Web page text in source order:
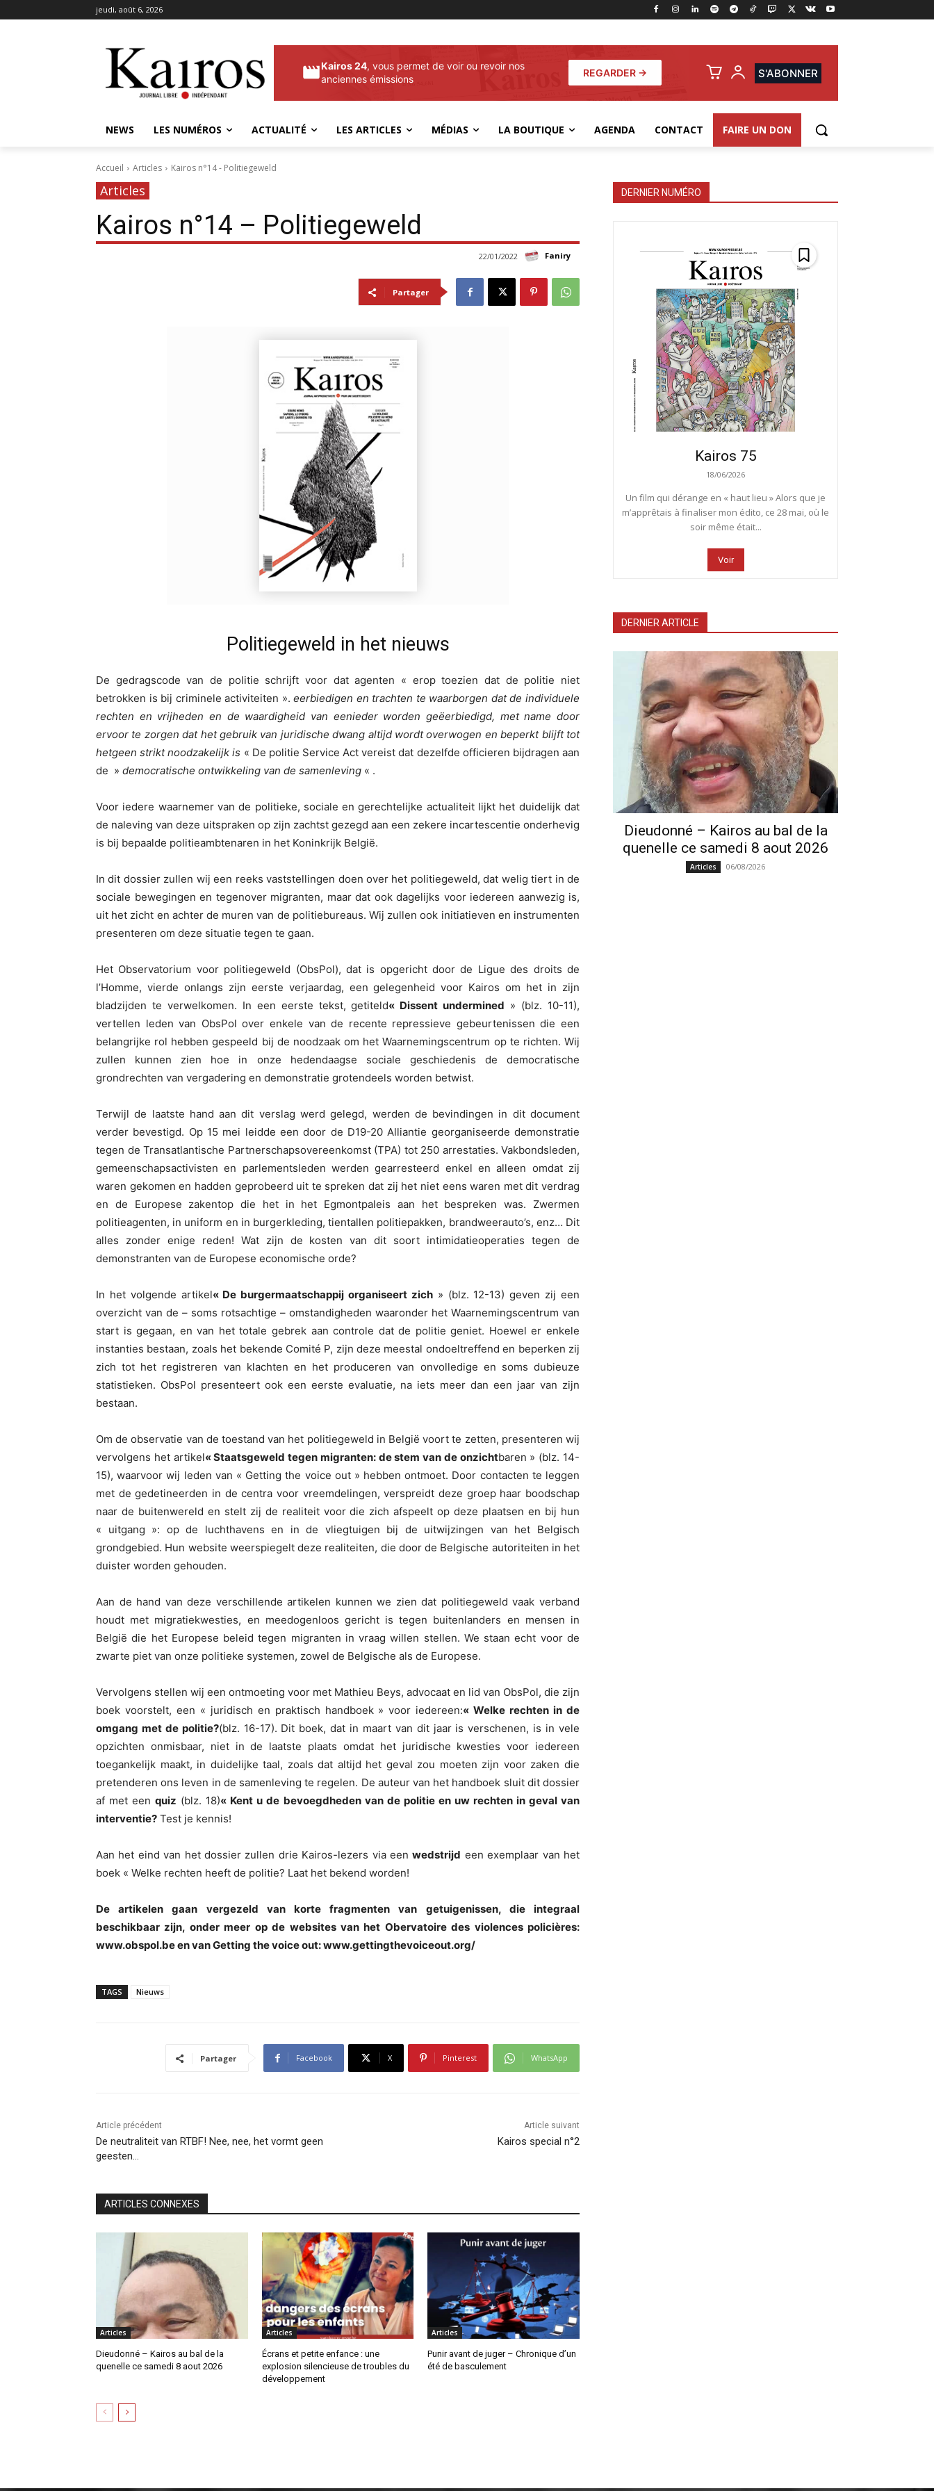
jeudi, août 6, 2026
Kairos 24, vous permet de voir ou revoir nos
anciennes émissions
REGARDER → S'ABONNER
NEWS LES NUMÉROS ACTUALITÉ LES ARTICLES MÉDIAS LA BOUTIQUE AGENDA CONTACT FAIRE UN DON
Accueil Articles Kairos n°14 - Politiegeweld
Articles
Kairos n°14 – Politiegeweld
Faniry
22/01/2022
Partager
Politiegeweld in het nieuws
De gedragscode van de politie schrijft voor dat agenten « erop toezien dat de politie niet
betrokken is bij criminele activiteiten ». eerbiedigen en trachten te waarborgen dat de individuele
rechten en vrijheden en de waardigheid van eenieder worden geëerbiedigd, met name door
ervoor te zorgen dat het gebruik van juridische dwang altijd wordt overwogen en beperkt blijft tot
hetgeen strikt noodzakelijk is « De politie Service Act vereist dat dezelfde officieren bijdragen aan
de » democratische ontwikkeling van de samenleving « .
Voor iedere waarnemer van de politieke, sociale en gerechtelijke actualiteit lijkt het duidelijk dat
de naleving van deze uitspraken op zijn zachtst gezegd aan een zekere incartescentie onderhevig
is bij bepaalde politieambtenaren in het Koninkrijk België.
In dit dossier zullen wij een reeks vaststellingen doen over het politiegeweld, dat welig tiert in de
sociale bewegingen en tegenover migranten, maar dat ook dagelijks voor iedereen aanwezig is,
uit het zicht en achter de muren van de politiebureaus. Wij zullen ook initiatieven en instrumenten
presenteren om deze situatie tegen te gaan.
Het Observatorium voor politiegeweld (ObsPol), dat is opgericht door de Ligue des droits de
l’Homme, vierde onlangs zijn eerste verjaardag, een gelegenheid voor Kairos om het in zijn
bladzijden te verwelkomen. In een eerste tekst, getiteld« Dissent undermined » (blz. 10-11),
vertellen leden van ObsPol over enkele van de recente repressieve gebeurtenissen die een
belangrijke rol hebben gespeeld bij de noodzaak om het Waarnemingscentrum op te richten. Wij
zullen kunnen zien hoe in onze hedendaagse sociale geschiedenis de democratische
grondrechten van vergadering en demonstratie grotendeels worden betwist.
Terwijl de laatste hand aan dit verslag werd gelegd, werden de bevindingen in dit document
verder bevestigd. Op 15 mei leidde een door de D19-20 Alliantie georganiseerde demonstratie
tegen de Transatlantische Partnerschapsovereenkomst (TPA) tot 250 arrestaties. Vakbondsleden,
gemeenschapsactivisten en parlementsleden werden gearresteerd enkel en alleen omdat zij
waren gekomen en hadden geprobeerd uit te spreken dat zij het niet eens waren met dit verdrag
en de Europese zakentop die het in het Egmontpaleis aan het bespreken was. Zwermen
politieagenten, in uniform en in burgerkleding, tientallen politiepakken, brandweerauto’s, enz… Dit
alles zonder enige reden! Wat zijn de kosten van dit soort intimidatieoperaties tegen de
demonstranten van de Europese economische orde?
In het volgende artikel« De burgermaatschappij organiseert zich» (blz. 12-13) geven zij een
overzicht van de – soms rotsachtige – omstandigheden waaronder het Waarnemingscentrum van
start is gegaan, en van het totale gebrek aan controle dat de politie geniet. Hoewel er enkele
instanties bestaan, zoals het bekende Comité P, zijn deze meestal ondoeltreffend en beperken zij
zich tot het registreren van klachten en het produceren van onvolledige en soms dubieuze
statistieken. ObsPol presenteert ook een eerste evaluatie, na iets meer dan een jaar van zijn
bestaan.
Om de observatie van de toestand van het politiegeweld in België voort te zetten, presenteren wij
vervolgens het artikel« Staatsgeweld tegen migranten: de stem van de onzichtbaren » (blz. 14-
15), waarvoor wij leden van « Getting the voice out » hebben ontmoet. Door contacten te leggen
met de gedetineerden in de centra voor vreemdelingen, verspreidt deze groep haar boodschap
naar de buitenwereld en stelt zij de realiteit voor die zich afspeelt op deze plaatsen en bij hun
« uitgang »: op de luchthavens en in de vliegtuigen bij de uitwijzingen van het Belgisch
grondgebied. Hun website weerspiegelt deze realiteiten, die door de Belgische autoriteiten in het
duister worden gehouden.
Aan de hand van deze verschillende artikelen kunnen we zien dat politiegeweld vaak verband
houdt met migratiekwesties, en meedogenloos gericht is tegen buitenlanders en mensen in
België die het Europese beleid tegen migranten in vraag willen stellen. We staan echt voor de
zwarte piet van onze politieke systemen, zowel de Belgische als de Europese.
Vervolgens stellen wij een ontmoeting voor met Mathieu Beys, advocaat en lid van ObsPol, die zijn
boek voorstelt, een « juridisch en praktisch handboek » voor iedereen:« Welke rechten in de
omgang met de politie?(blz. 16-17). Dit boek, dat in maart van dit jaar is verschenen, is in vele
opzichten onmisbaar, niet in de laatste plaats omdat het juridische kwesties voor iedereen
toegankelijk maakt, in duidelijke taal, zoals dat altijd het geval zou moeten zijn voor zaken die
pretenderen ons leven in de samenleving te regelen. De auteur van het handboek sluit dit dossier
af met eenquiz (blz. 18)« Kent u de bevoegdheden van de politie en uw rechten in geval van
interventie? Test je kennis!
Aan het eind van het dossier zullen drie Kairos-lezers via eenwedstrijd een exemplaar van het
boek « Welke rechten heeft de politie? Laat het bekend worden!
De artikelen gaan vergezeld van korte fragmenten van getuigenissen, die integraal
beschikbaar zijn, onder meer op de websites van het Obervatoire des violences policières:
www.obspol.be en van Getting the voice out: www.gettingthevoiceout.org/
TAGS Nieuws
Partager Facebook X Pinterest WhatsApp
Article précédent
De neutraliteit van RTBF! Nee, nee, het vormt geen
geesten…
Article suivant
Kairos special n°2
ARTICLES CONNEXES
Articles
Dieudonné – Kairos au bal de la
quenelle ce samedi 8 aout 2026
Articles
Écrans et petite enfance : une
explosion silencieuse de troubles du
développement
Articles
Punir avant de juger – Chronique d’un
été de basculement
DERNIER NUMÉRO
Kairos 75
18/06/2026
Un film qui dérange en « haut lieu » Alors que je
m’apprêtais à finaliser mon édito, ce 28 mai, où le
soir même était...
Voir
DERNIER ARTICLE
Dieudonné – Kairos au bal de la
quenelle ce samedi 8 aout 2026
Articles 06/08/2026